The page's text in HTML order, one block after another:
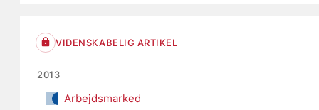
VIDENSKABELIG ARTIKEL
2013
Arbejdsmarked